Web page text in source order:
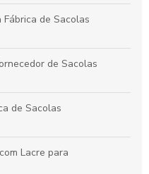
de Sacolas
de Sacolas
de Sacolas
Lacre para